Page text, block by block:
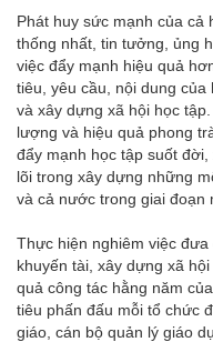
Phát huy sức mạnh của cả
thống nhất, tin tưởng, ủng
việc đẩy mạnh hiệu quả
tiêu, yêu cầu, nội dung
và xây dựng xã hội học
lượng và hiệu quả phong
đẩy mạnh học tập suốt
lõi trong xây dựng những
và cả nước trong giai đoạn
Thực hiện nghiêm việc
khuyến tài, xây dựng xã
quả công tác hằng năm
tiêu phấn đấu mỗi tổ chức
giáo, cán bộ quản lý giáo